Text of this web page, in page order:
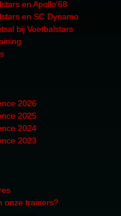
en Apollo'68
en SC Dynamo
bij Voetbalstars
2026
2025
2024
2023
onze trainers?